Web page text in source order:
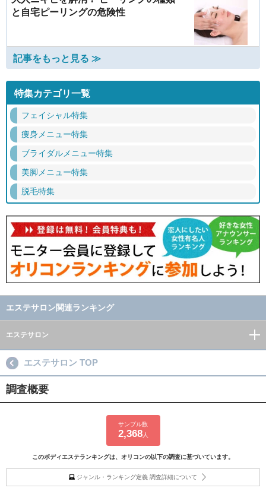
と自宅ピーリングの危険性
記事をもっと見る ≫
特集カテゴリ一覧
フェイシャル特集
痩身メニュー特集
ブライダルメニュー特集
美脚メニュー特集
脱毛特集
エステサロン関連ランキング
エステサロン
エステサロン TOP
調査概要
サンプル数
2,368人
このボディエステランキングは、オリコンの以下の調査に基づいています。
ジャンル・ランキング定義 調査詳細について